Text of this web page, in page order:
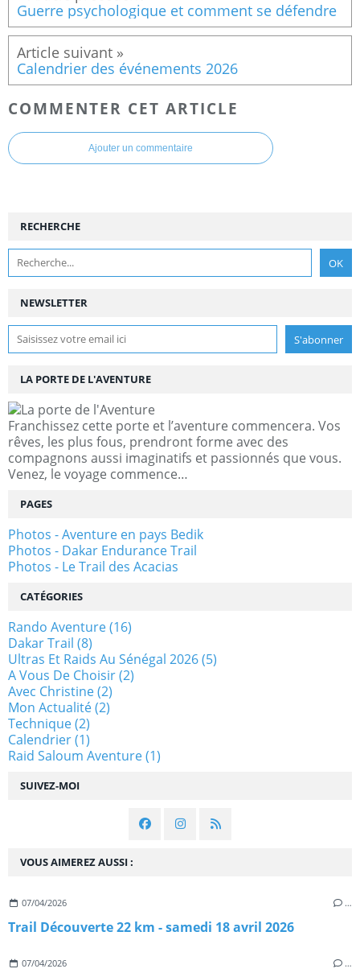
Guerre psychologique et comment se défendre
Calendrier des événements 2026
COMMENTER CET ARTICLE
Ajouter un commentaire
NEWSLETTER
SUIVEZ-MOI
RECHERCHE
LA PORTE DE L'AVENTURE
Franchissez cette porte et l’aventure commencera. Vos
rêves, les plus fous, prendront forme avec des
compagnons aussi imaginatifs et passionnés que vous.
Venez, le voyage commence…
VOUS AIMEREZ AUSSI :
07/04/2026 …
Trail Découverte 22 km - samedi 18 avril 2026
07/04/2026 …
PAGES
Photos - Aventure en pays Bedik
Photos - Dakar Endurance Trail
Photos - Le Trail des Acacias
CATÉGORIES
Rando Aventure(16)
Dakar Trail (8)
Ultras Et Raids Au Sénégal 2026(5)
A Vous De Choisir(2)
Avec Christine(2)
Mon Actualité(2)
Technique(2)
Calendrier(1)
Raid Saloum Aventure(1)